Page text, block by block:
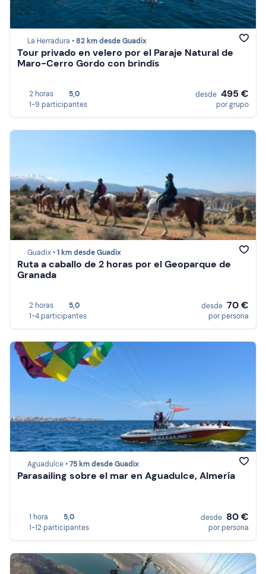
La Herradura •82 km desde Guadix
Tour privado en velero por el Paraje Natural de
Maro-Cerro Gordo con brindis
2 horas
5,0
1-9 participantes
desde 495 €
por grupo
Guadix •1 km desde Guadix
Ruta a caballo de 2 horas por el Geoparque de
Granada
2 horas
5,0
1-4 participantes
desde 70 €
por persona
Aguadulce •75 km desde Guadix
Parasailing sobre el mar en Aguadulce, Almería
1 hora
5,0
1-12 participantes
desde 80 €
por persona